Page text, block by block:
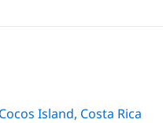
Island, Costa Rica